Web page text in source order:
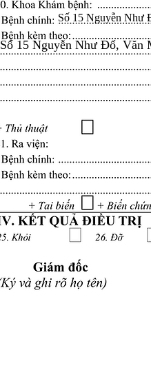
Số 15 Nguyễn Như
Số 15 Nguyễn Như Đổ, Văn